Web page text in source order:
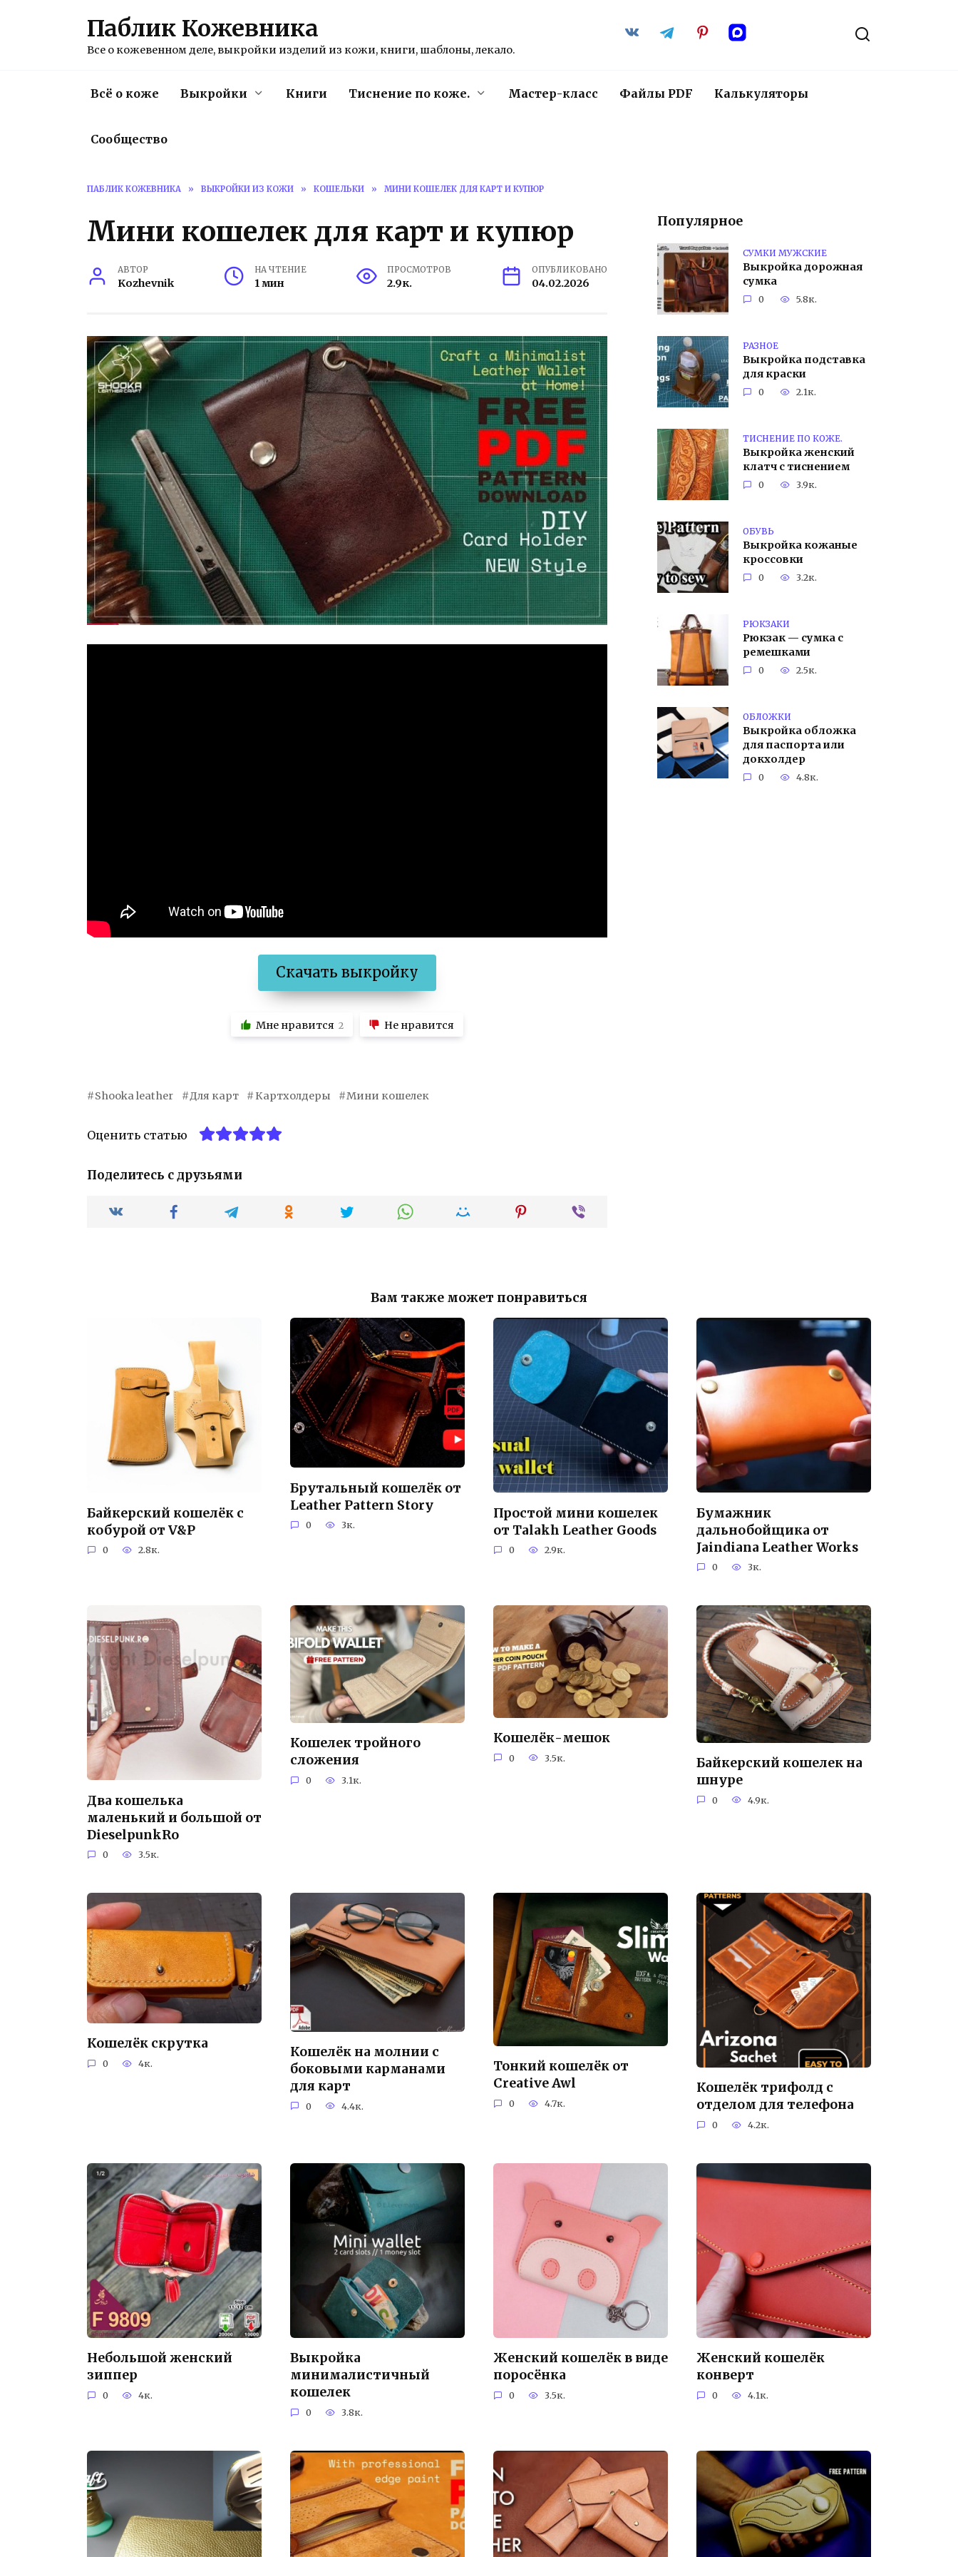
Паблик Кожевника
Все о кожевенном деле, выкройки изделий из кожи, книги, шаблоны, лекало.
Всё о коже Выкройки Книги Тиснение по коже. Мастер-класс Файлы PDF Калькуляторы
Сообщество
ПАБЛИК КОЖЕВНИКА » ВЫКРОЙКИ ИЗ КОЖИ » КОШЕЛЬКИ » МИНИ КОШЕЛЕК ДЛЯ КАРТ И КУПЮР
Мини кошелек для карт и купюр
АВТОР
Kozhevnik
НА ЧТЕНИЕ
1 мин
ПРОСМОТРОВ
2.9к.
ОПУБЛИКОВАНО
04.02.2026
Скачать выкройку
Мне нравится 2 Не нравится
Shooka leather Для карт Картхолдеры Мини кошелек
Оценить статью
Поделитесь с друзьями
Популярное
СУМКИ МУЖСКИЕ
Выкройка дорожная
сумка
0 5.8к.
РАЗНОЕ
Выкройка подставка
для краски
0 2.1к.
ТИСНЕНИЕ ПО КОЖЕ.
Выкройка женский
клатч с тиснением
0 3.9к.
ОБУВЬ
Выкройка кожаные
кроссовки
0 3.2к.
РЮКЗАКИ
Рюкзак — сумка с
ремешками
0 2.5к.
ОБЛОЖКИ
Выкройка обложка
для паспорта или
докхолдер
0 4.8к.
Вам также может понравиться
Байкерский кошелёк с
кобурой от V&P
0 2.8к.
Брутальный кошелёк от
Leather Pattern Story
0 3к.
Простой мини кошелек
от Talakh Leather Goods
0 2.9к.
Бумажник
дальнобойщика от
Jaindiana Leather Works
0 3к.
Два кошелька
маленький и большой от
DieselpunkRo
0 3.5к.
Кошелек тройного
сложения
0 3.1к.
Кошелёк-мешок
0 3.5к.
Байкерский кошелек на
шнуре
0 4.9к.
Кошелёк скрутка
0 4к.
Кошелёк на молнии с
боковыми карманами
для карт
0 4.4к.
Тонкий кошелёк от
Creative Awl
0 4.7к.
Кошелёк трифолд с
отделом для телефона
0 4.2к.
Небольшой женский
зиппер
0 4к.
Выкройка
минималистичный
кошелек
0 3.8к.
Женский кошелёк в виде
поросёнка
0 3.5к.
Женский кошелёк
конверт
0 4.1к.